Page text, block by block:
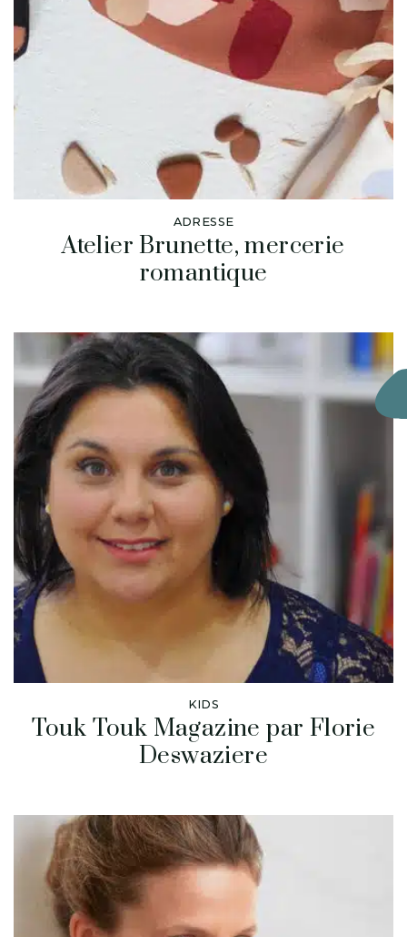
ADRESSE
Atelier Brunette, mercerie
romantique
KIDS
Touk Touk Magazine par Florie
Deswaziere